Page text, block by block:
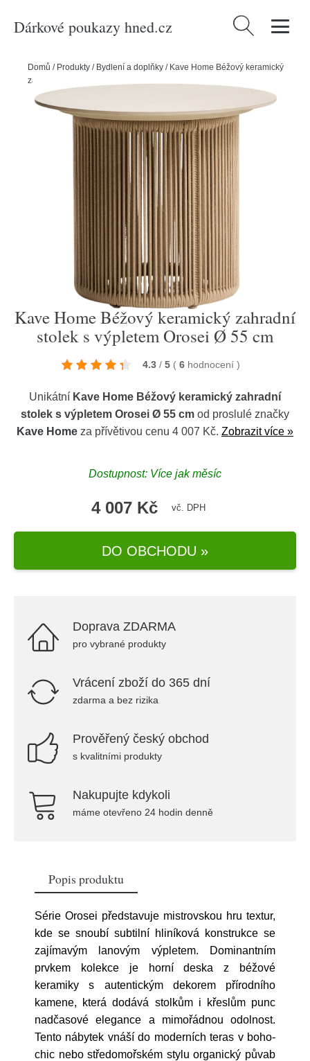
Dárkové poukazy hned.cz Vyhledávání
Domů / Produkty / Bydlení a doplňky / Kave Home Béžový keramický
zahradní stolek s výpletem Orosei Ø 55 cm
Kave Home Béžový keramický zahradní
stolek s výpletem Orosei Ø 55 cm
4.3 / 5 ( 6 hodnocení )
Unikátní Kave Home Béžový keramický zahradní
stolek s výpletem Orosei Ø 55 cm od proslulé značky
Kave Home za přívětivou cenu 4 007 Kč. Zobrazit více »
Dostupnost: Více jak měsíc
4 007 Kč vč. DPH
DO OBCHODU »
Doprava ZDARMA
pro vybrané produkty
Vrácení zboží do 365 dní
zdarma a bez rizika
Prověřený český obchod
s kvalitními produkty
Nakupujte kdykoli
máme otevřeno 24 hodin denně
Popis produktu
Série Orosei představuje mistrovskou hru textur,
kde se snoubí subtilní hliníková konstrukce se
zajímavým lanovým výpletem. Dominantním
prvkem kolekce je horní deska z béžové
keramiky s autentickým dekorem přírodního
kamene, která dodává stolkům i křeslům punc
nadčasové elegance a mimořádnou odolnost.
Tento nábytek vnáší do moderních teras v boho-
chic nebo středomořském stylu organický půvab